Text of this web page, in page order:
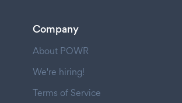
Company
About POWR
We're hiring!
Terms of Service